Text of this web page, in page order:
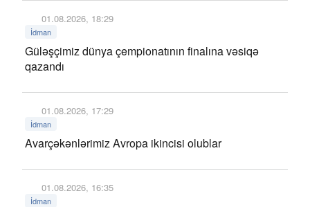
01.08.2026, 18:29
İdman
Güləşçimiz dünya çempionatının finalına vəsiqə
qazandı
01.08.2026, 17:29
İdman
Avarçəkənlərimiz Avropa ikincisi olublar
01.08.2026, 16:35
İdman